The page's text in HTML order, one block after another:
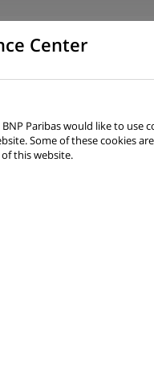
Center
Paribas would like to use
Some of these cookies
this website.